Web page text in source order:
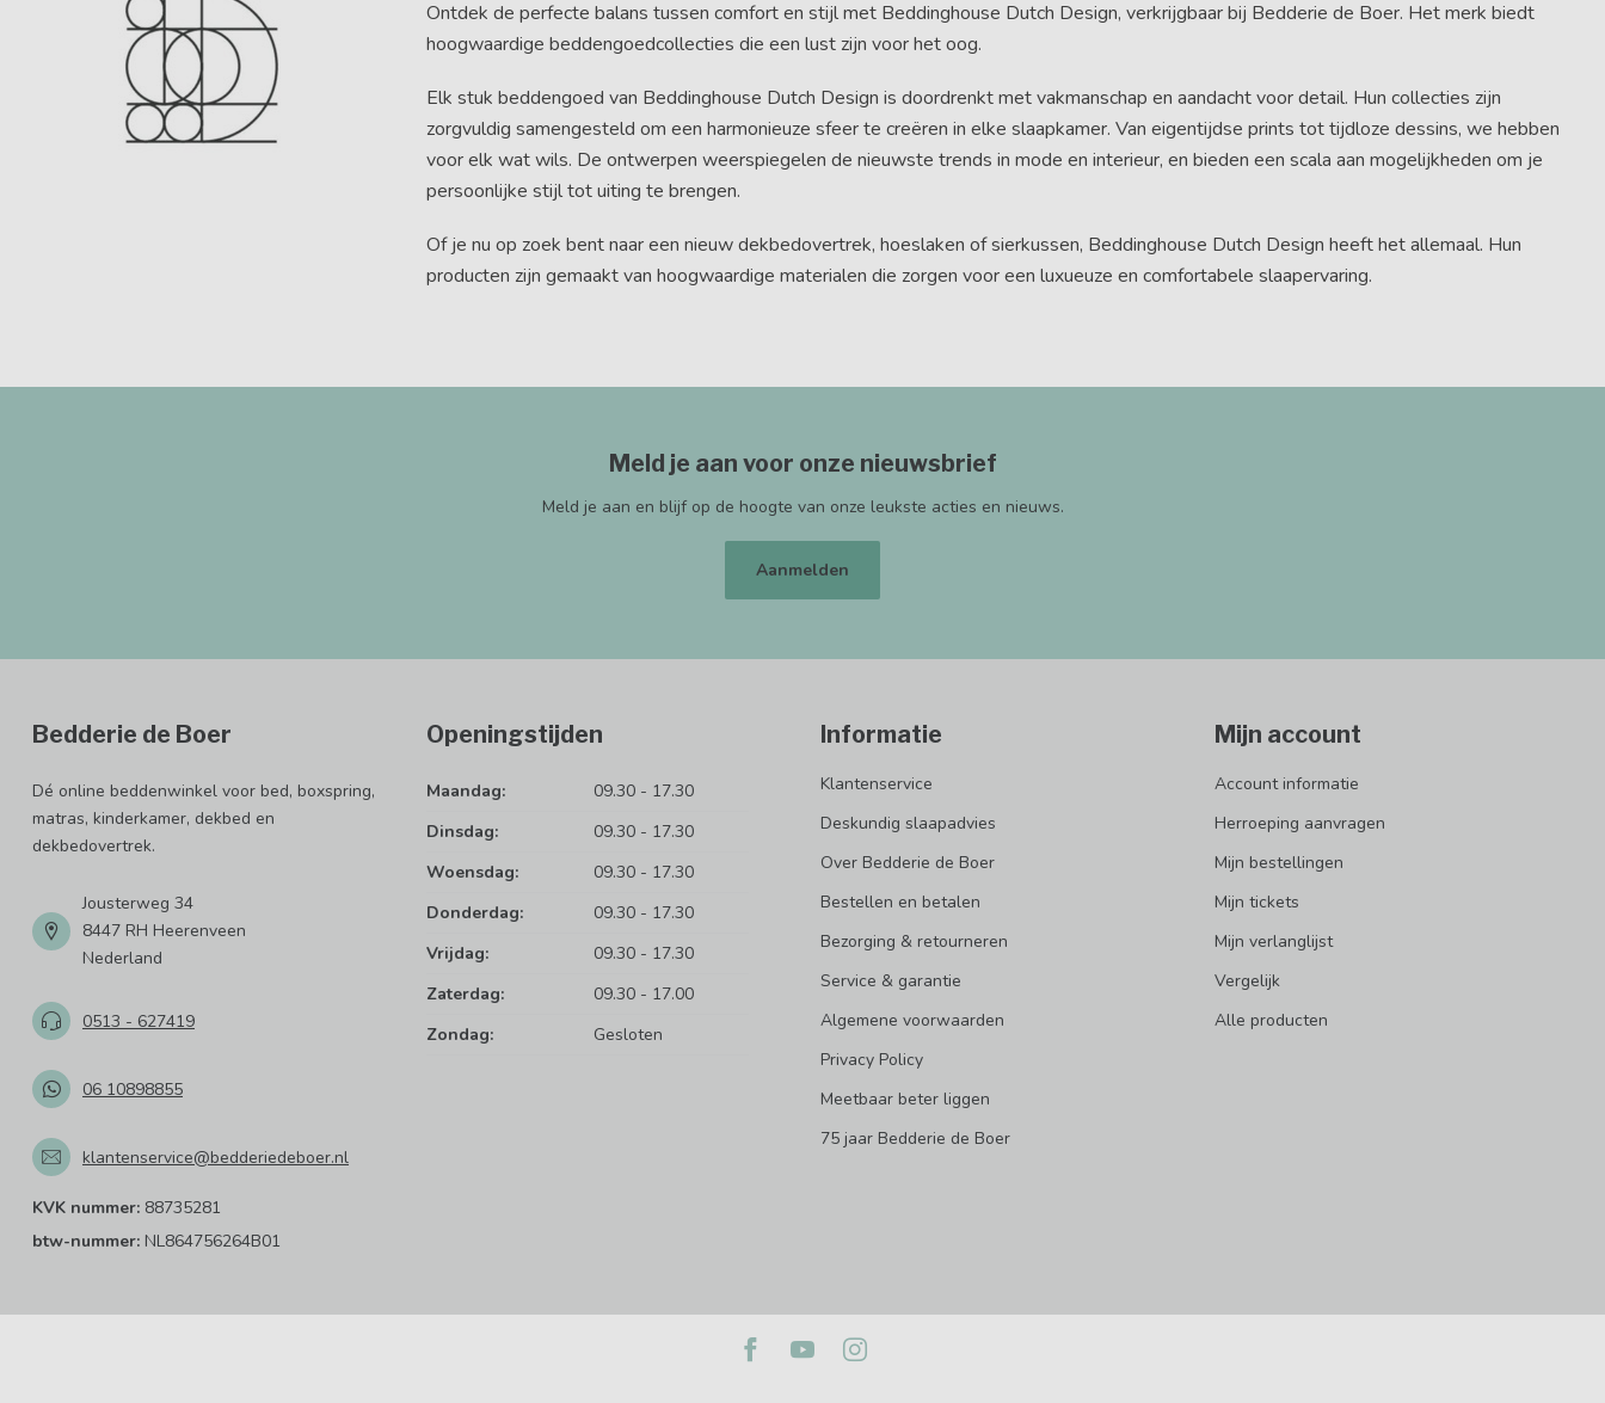
Ontdek de perfecte balans tussen comfort en stijl met Beddinghouse Dutch Design, verkrijgbaar bij Bedderie de Boer. Het merk biedt
hoogwaardige beddengoedcollecties die een lust zijn voor het oog.
Elk stuk beddengoed van Beddinghouse Dutch Design is doordrenkt met vakmanschap en aandacht voor detail. Hun collecties zijn
zorgvuldig samengesteld om een harmonieuze sfeer te creëren in elke slaapkamer. Van eigentijdse prints tot tijdloze dessins, we hebben
voor elk wat wils. De ontwerpen weerspiegelen de nieuwste trends in mode en interieur, en bieden een scala aan mogelijkheden om je
persoonlijke stijl tot uiting te brengen.
Of je nu op zoek bent naar een nieuw dekbedovertrek, hoeslaken of sierkussen, Beddinghouse Dutch Design heeft het allemaal. Hun
producten zijn gemaakt van hoogwaardige materialen die zorgen voor een luxueuze en comfortabele slaapervaring.
Meld je aan voor onze nieuwsbrief
Meld je aan en blijf op de hoogte van onze leukste acties en nieuws.
Aanmelden
Bedderie de Boer
Dé online beddenwinkel voor bed, boxspring,
matras, kinderkamer, dekbed en
dekbedovertrek.
Jousterweg 34
8447 RH Heerenveen
Nederland
0513 - 627419
06 10898855
klantenservice@bedderiedeboer.nl
KVK nummer: 88735281
btw-nummer: NL864756264B01
Openingstijden
Maandag:
09.30 - 17.30
Dinsdag:
09.30 - 17.30
Woensdag:
09.30 - 17.30
Donderdag:
09.30 - 17.30
Vrijdag:
09.30 - 17.30
Zaterdag:
09.30 - 17.00
Zondag:
Gesloten
Informatie
Klantenservice
Deskundig slaapadvies
Over Bedderie de Boer
Bestellen en betalen
Bezorging & retourneren
Service & garantie
Algemene voorwaarden
Privacy Policy
Meetbaar beter liggen
75 jaar Bedderie de Boer
Mijn account
Account informatie
Herroeping aanvragen
Mijn bestellingen
Mijn tickets
Mijn verlanglijst
Vergelijk
Alle producten